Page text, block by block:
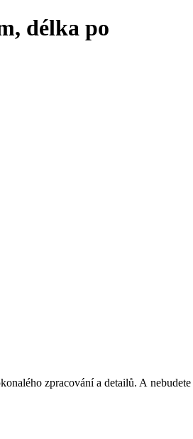
délka po
zpracování a detailů. A nebudete